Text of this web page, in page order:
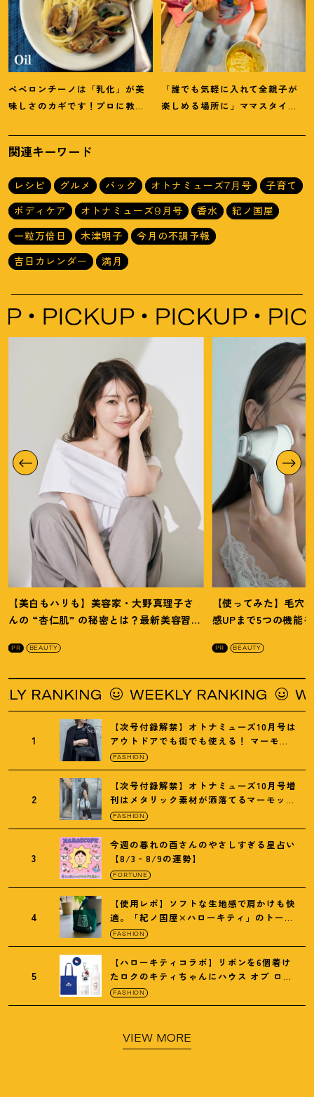
ペペロンチーノは「乳化」が美
味しさのカギです ！ プロに教わ
「誰でも気軽に入れて全親子が
楽しめる場所に」ママスタイリ
堂】
関連キーワード
レシピ グルメ バッグ オトナミューズ7月号
子育て
ボディケア
オトナミューズ9月号 香水
紀ノ国屋
一粒万倍日
木津明子
今月の不調予報
吉日カレンダー
満月
PICKUP PICKUP
【美白もハリも】美容家・大野真理子さ
んの “杏仁肌” の秘密とは ？ 最新美容習慣
PR BEAUTY
【使ってみた】毛穴
感UPまで5つの機能
PR BEAUTY
WEEKLY RANKING
1
【次号付録解禁】オトナミューズ10月号は
アウトドアでも街でも使える ！ マーモッ
トの黒ショルダー
FASHION
2
【次号付録解禁】オトナミューズ10月号増
刊はメタリック素材が洒落てるマーモット
の保冷バッグ
FASHION
3
今週の暮れの酉さんのやさしすぎる星占い
【8/3‐8/9の運勢】
FORTUNE
4
【使用レポ】ソフトな生地感で肩かけも快
適。「紀ノ国屋×ハローキティ」のトート
がガシガシ使えて最高です
FASHION
5
【ハローキティコラボ】リボンを6個着け
たロクのキティちゃんにハウス オブ ロー
ゼの限定パケも
FASHION
VIEW MORE